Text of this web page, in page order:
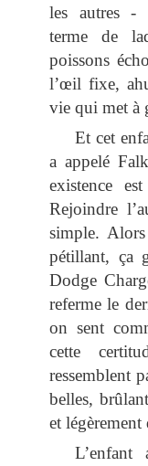
les autres -
terme de
poissons
l’œil fixe,
vie qui met à
Et cet
a appelé
existence
Rejoindre
simple.
pétillant, ça
Dodge
referme le
on sent
cette
ressemblent
belles,
et légèrement